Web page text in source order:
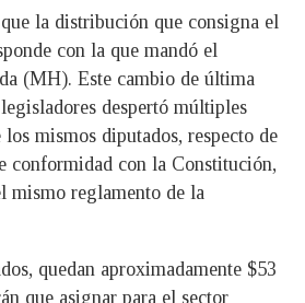
la distribución que consigna el
con la que mandó el
(MH). Este cambio de última
despertó múltiples
mismos diputados, respecto de
conformidad con la Constitución,
mismo reglamento de la
quedan aproximadamente $53
que asignar para el sector